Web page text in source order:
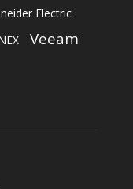
Electric
Veeam